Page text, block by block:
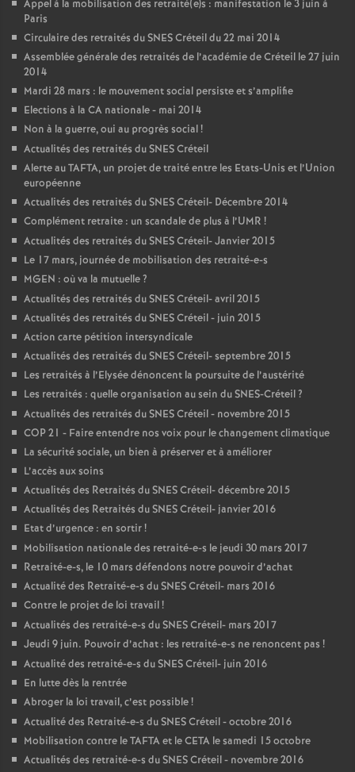
Appel à la mobilisation des retraité(e)s : manifestation le 3 juin à
Paris
Circulaire des retraités duSNESCréteil du 22 mai 2014
Assemblée générale des retraités de l’académie de Créteil le 27 juin
2014
Mardi 28 mars : le mouvement social persiste et s’amplifie
Elections à la CA nationale - mai 2014
Non à la guerre, oui au progrès social!
Actualités des retraités duSNESCréteil
Alerte auTAFTA, un projet de traité entre les Etats-Unis et l’Union
européenne
Actualités des retraités duSNESCréteil- Décembre 2014
Complément retraite : un scandale de plus à l’UMR !
Actualités des retraités duSNESCréteil- Janvier 2015
Le 17 mars, journée de mobilisation des retraité-e-s
MGEN : où va la mutuelle?
Actualités des retraités duSNESCréteil- avril 2015
Actualités des retraités duSNESCréteil - juin 2015
Action carte pétition intersyndicale
Actualités des retraités duSNESCréteil- septembre 2015
Les retraités à l’Elysée dénoncent la poursuite de l’austérité
Les retraités : quelle organisation au sein duSNES-Créteil?
Actualités des retraités duSNESCréteil - novembre 2015
COP21 - Faire entendre nos voix pour le changement climatique
La sécurité sociale, un bien à préserver et à améliorer
L’accès aux soins
Actualités des Retraités duSNESCréteil- décembre 2015
Actualités des Retraités duSNESCréteil- janvier 2016
Etat d’urgence : en sortir!
Mobilisation nationale des retraité-e-s le jeudi 30 mars 2017
Retraité-e-s, le 10 mars défendons notre pouvoir d’achat
Actualité des Retraité-e-s duSNESCréteil- mars 2016
Contre le projet de loi travail!
Actualités des retraité-e-s duSNESCréteil- mars 2017
Jeudi 9 juin. Pouvoir d’achat : les retraité-e-s ne renoncent pas !
Actualité des retraité-e-s duSNESCréteil- juin 2016
En lutte dès la rentrée
Abroger la loi travail, c’est possible!
Actualité des Retraité-e-s duSNESCréteil - octobre 2016
Mobilisation contre leTAFTAet leCETA le samedi 15 octobre
Actualités des retraité-e-s duSNESCréteil - novembre 2016